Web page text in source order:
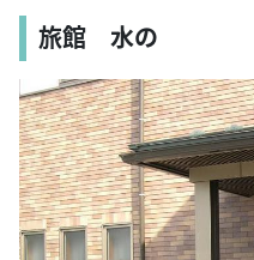
旅館 水の